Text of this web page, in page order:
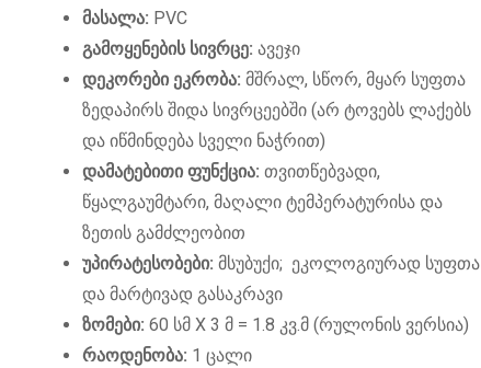
მასალა: PVC
გამოყენების სივრცე: ავეჯი
დეკორები ეკრობა: მშრალ, სწორ, მყარ სუფთა
ზედაპირს შიდა სივრცეებში (არ ტოვებს ლაქებს
და იწმინდება სველი ნაჭრით)
დამატებითი ფუნქცია: თვითწებვადი,
წყალგაუმტარი, მაღალი ტემპერატურისა და
ზეთის გამძლეობით
უპირატესობები: მსუბუქი; ეკოლოგიურად სუფთა
და მარტივად გასაკრავი
ზომები: 60 სმ X 3 მ = 1.8 კვ.მ (რულონის ვერსია)
რაოდენობა: 1 ცალი